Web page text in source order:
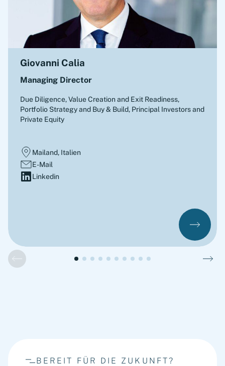
Giovanni Calia
Managing Director
Due Diligence, Value Creation and Exit Readiness,
Portfolio Strategy and Buy & Build, Principal Investors and
Private Equity
Mailand, Italien
E-Mail
Linkedin
BEREIT FÜR DIE ZUKUNFT?